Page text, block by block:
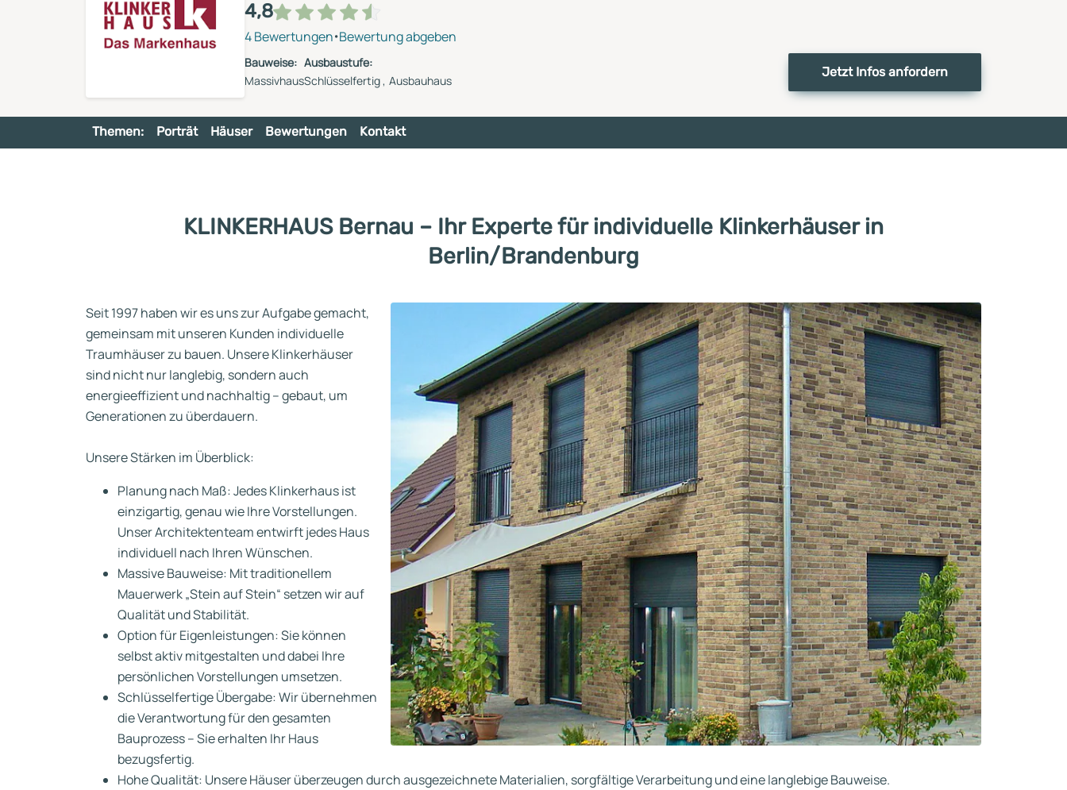
Einliegerwohnung
4,8
4 Bewertungen·Bewertung abgeben
Bauweise:
Massivhaus
Ausbaustufe:
Schlüsselfertig Ausbauhaus
Jetzt Infos anfordern
Themen: Porträt Häuser Bewertungen Kontakt
KLINKERHAUS Bernau – Ihr Experte für individuelle Klinkerhäuser in
Berlin/Brandenburg
Seit 1997 haben wir es uns zur Aufgabe gemacht,
gemeinsam mit unseren Kunden individuelle
Traumhäuser zu bauen. Unsere Klinkerhäuser
sind nicht nur langlebig, sondern auch
energieeffizient und nachhaltig – gebaut, um
Generationen zu überdauern.
Unsere Stärken im Überblick:
Planung nach Maß: Jedes Klinkerhaus ist
einzigartig, genau wie Ihre Vorstellungen.
Unser Architektenteam entwirft jedes Haus
individuell nach Ihren Wünschen.
Massive Bauweise: Mit traditionellem
Mauerwerk „Stein auf Stein“ setzen wir auf
Qualität und Stabilität.
Option für Eigenleistungen: Sie können
selbst aktiv mitgestalten und dabei Ihre
persönlichen Vorstellungen umsetzen.
Schlüsselfertige Übergabe: Wir übernehmen
die Verantwortung für den gesamten
Bauprozess – Sie erhalten Ihr Haus
bezugsfertig.
Hohe Qualität: Unsere Häuser überzeugen durch ausgezeichnete Materialien, sorgfältige Verarbeitung und eine langlebige Bauweise.